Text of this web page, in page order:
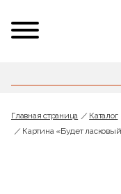
Главная страница Каталог
Картина «Будет